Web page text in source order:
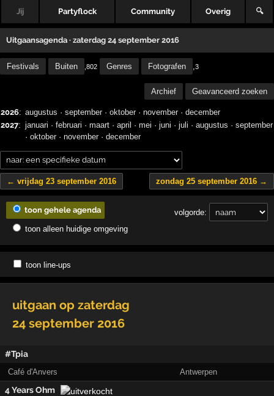
Jij Partyflock Community Overig 🔍
Uitgaansagenda · zaterdag 24 september 2016
Festivals Buiten ,802 Genres Fotografen ,3
Archief Geavanceerd zoeken
2026: augustus · september· oktober· november· december
2027: januari · februari · maart · april · mei · juni · juli · augustus · september
· oktober· november· december
← vrijdag 23 september 2016 zondag 25 september 2016 →
volgorde:
toon gehele agenda
toon alleen huidige omgeving
toon line-ups
uitgaan op zaterdag
24 september 2016
#Tpia
Café d'Anvers Antwerpen
4 Years Ohm